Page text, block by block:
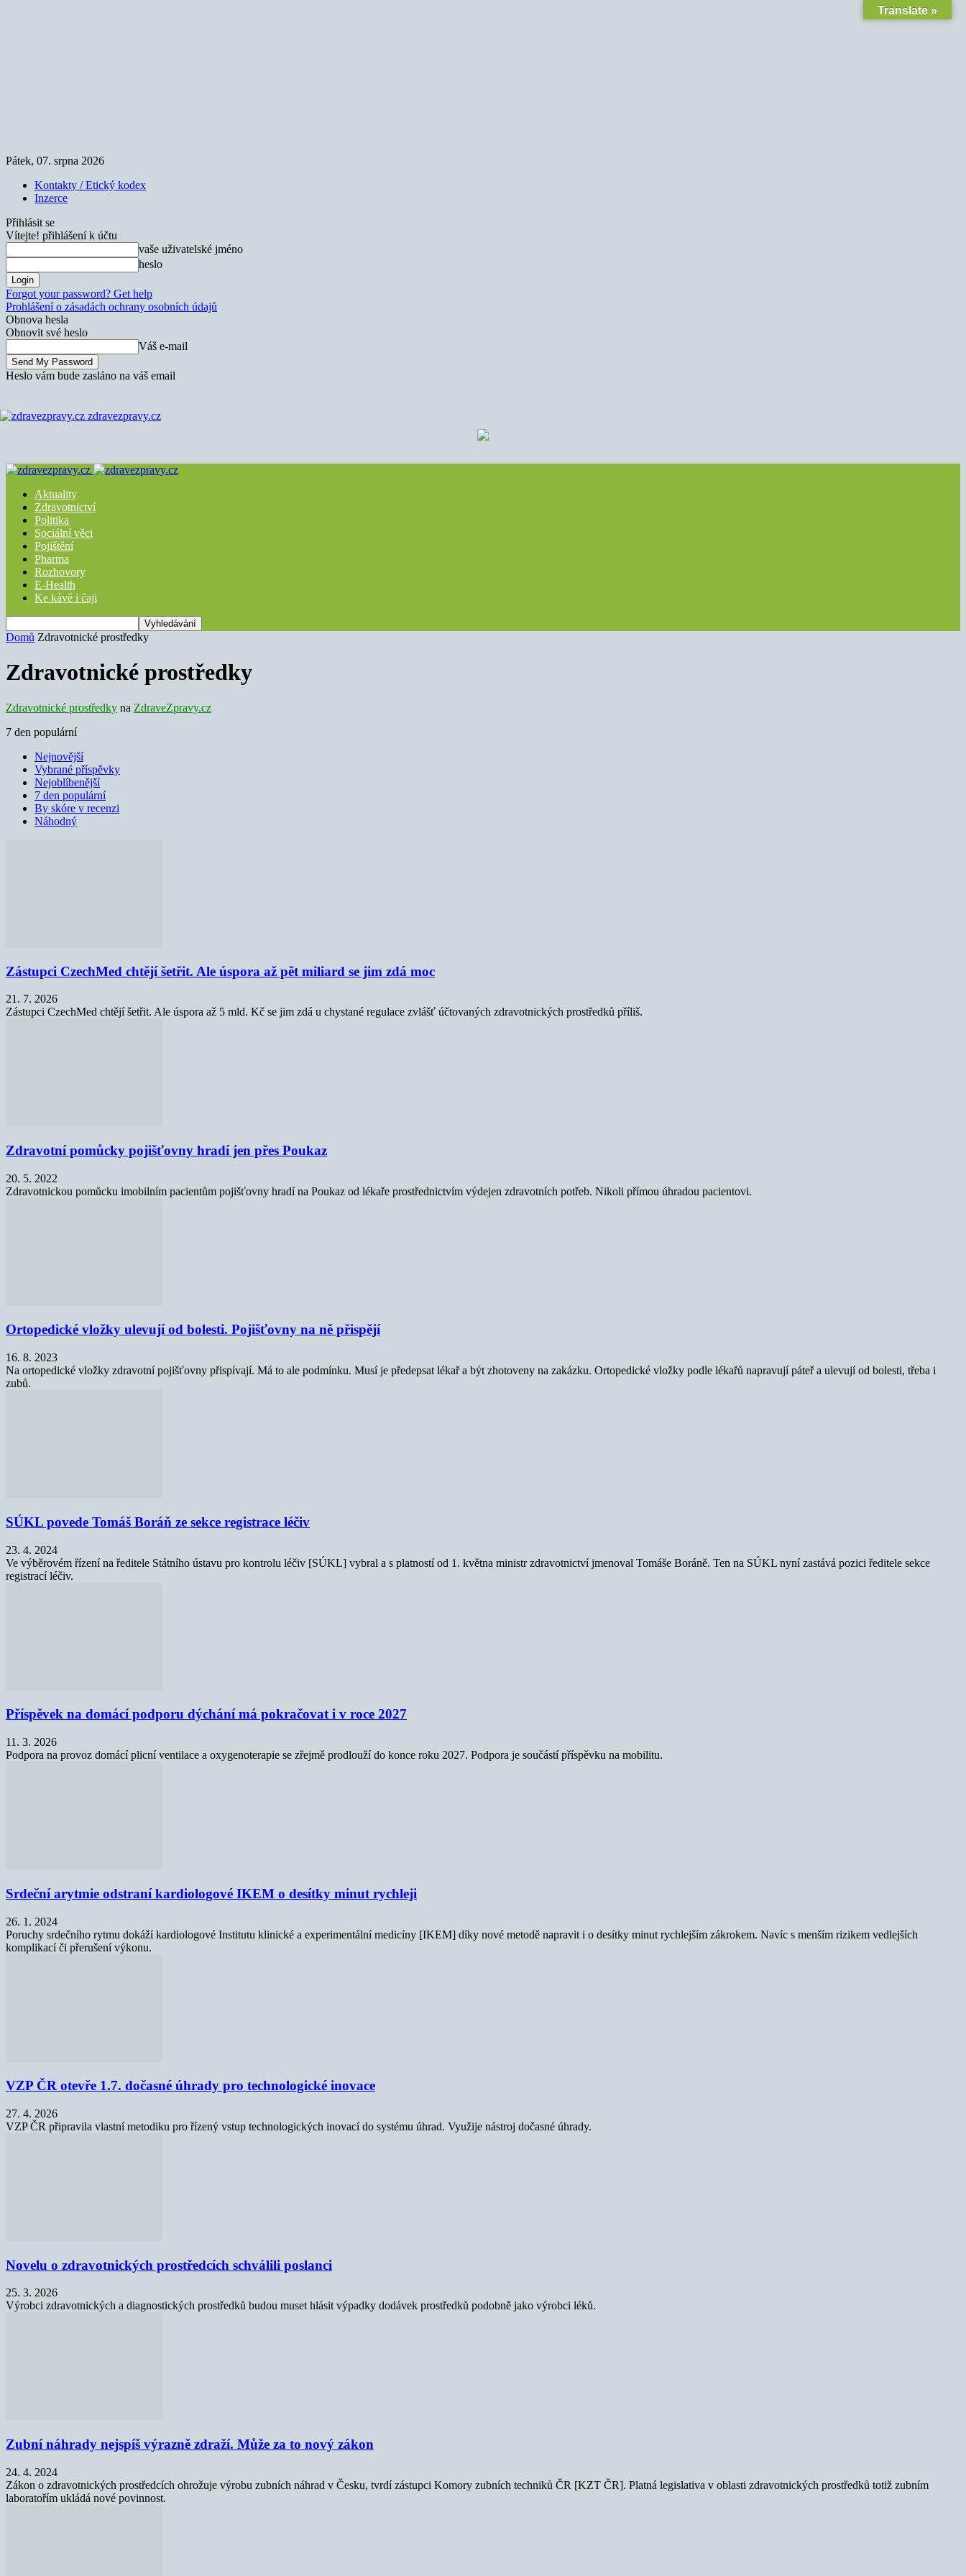
Pátek, 07. srpna 2026
Kontakty / Etický kodex
Inzerce
Přihlásit se
Vítejte! přihlášení k účtu
vaše uživatelské jméno
heslo
Forgot your password? Get help
Prohlášení o zásadách ochrany osobních údajů
Obnova hesla
Obnovit své heslo
Váš e-mail
Heslo vám bude zasláno na váš email
zdravezpravy.cz
Aktuality
Zdravotnictví
Politika
Sociální věci
Pojištění
Pharma
Rozhovory
E-Health
Ke kávě i čaji
Domů Zdravotnické prostředky
Zdravotnické prostředky
Zdravotnické prostředky na ZdraveZpravy.cz
7 den populární
Nejnovější
Vybrané příspěvky
Nejoblíbenější
7 den populární
By skóre v recenzi
Náhodný
Zástupci CzechMed chtějí šetřit. Ale úspora až pět miliard se jim zdá moc
21. 7. 2026
Zástupci CzechMed chtějí šetřit. Ale úspora až 5 mld. Kč se jim zdá u chystané regulace zvlášť účtovaných zdravotnických prostředků příliš.
Zdravotní pomůcky pojišťovny hradí jen přes Poukaz
20. 5. 2022
Zdravotnickou pomůcku imobilním pacientům pojišťovny hradí na Poukaz od lékaře prostřednictvím výdejen zdravotních potřeb. Nikoli přímou úhradou pacientovi.
Ortopedické vložky ulevují od bolesti. Pojišťovny na ně přispějí
16. 8. 2023
Na ortopedické vložky zdravotní pojišťovny přispívají. Má to ale podmínku. Musí je předepsat lékař a být zhotoveny na zakázku. Ortopedické vložky podle lékařů napravují páteř a ulevují od bolesti, třeba i
zubů.
SÚKL povede Tomáš Boráň ze sekce registrace léčiv
23. 4. 2024
Ve výběrovém řízení na ředitele Státního ústavu pro kontrolu léčiv [SÚKL] vybral a s platností od 1. května ministr zdravotnictví jmenoval Tomáše Boráně. Ten na SÚKL nyní zastává pozici ředitele sekce
registrací léčiv.
Příspěvek na domácí podporu dýchání má pokračovat i v roce 2027
11. 3. 2026
Podpora na provoz domácí plicní ventilace a oxygenoterapie se zřejmě prodlouží do konce roku 2027. Podpora je součástí příspěvku na mobilitu.
Srdeční arytmie odstraní kardiologové IKEM o desítky minut rychleji
26. 1. 2024
Poruchy srdečního rytmu dokáží kardiologové Institutu klinické a experimentální medicíny [IKEM] díky nové metodě napravit i o desítky minut rychlejším zákrokem. Navíc s menším rizikem vedlejších
komplikací či přerušení výkonu.
VZP ČR otevře 1.7. dočasné úhrady pro technologické inovace
27. 4. 2026
VZP ČR připravila vlastní metodiku pro řízený vstup technologických inovací do systému úhrad. Využije nástroj dočasné úhrady.
Novelu o zdravotnických prostředcích schválili poslanci
25. 3. 2026
Výrobci zdravotnických a diagnostických prostředků budou muset hlásit výpadky dodávek prostředků podobně jako výrobci léků.
Zubní náhrady nejspíš výrazně zdraží. Může za to nový zákon
24. 4. 2024
Zákon o zdravotnických prostředcích ohrožuje výrobu zubních náhrad v Česku, tvrdí zástupci Komory zubních techniků ČR [KZT ČR]. Platná legislativa v oblasti zdravotnických prostředků totiž zubním
laboratořím ukládá nové povinnost.
Translate »